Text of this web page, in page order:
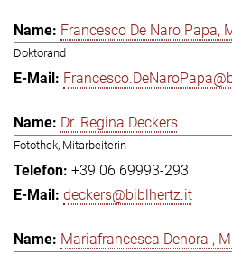
Francesco De Naro Papa,
Doktorand
Dr. Regina Deckers
Fotothek, Mitarbeiterin
+39 06 69993-293
deckers@biblhertz.it
Mariafrancesca Denora ,